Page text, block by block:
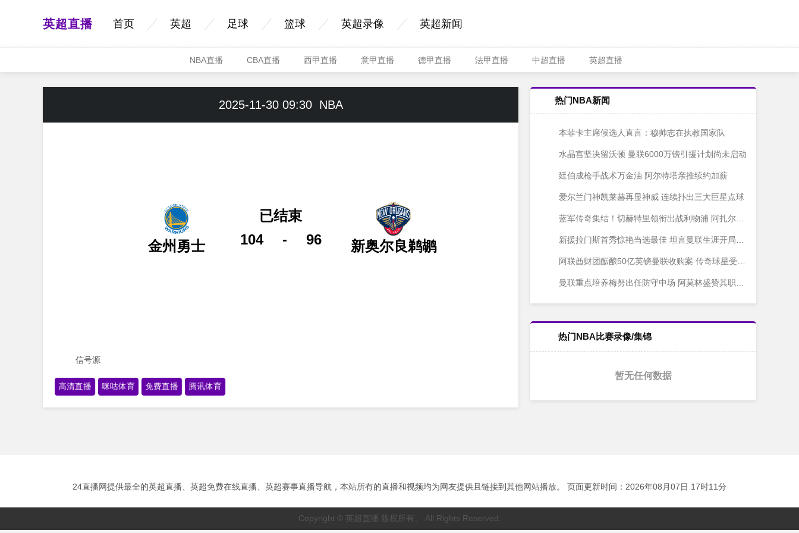
英超直播 首页 英超 足球 篮球 英超录像 英超新闻
NBA直播 CBA直播 西甲直播 意甲直播 德甲直播 法甲直播 中超直播 英超直播
2025-11-30 09:30 NBA
金州勇士 104 - 96
已结束
新奥尔良鹈鹕
信号源
高清直播 咪咕体育 免费直播 腾讯体育
热门NBA新闻
本菲卡主席候选人直言：穆帅志在执教国家队
水晶宫坚决留沃顿 曼联6000万镑引援计划尚未启动
廷伯成枪手战术万金油 阿尔特塔亲推续约加薪
爱尔兰门神凯莱赫再显神威 连续扑出三大巨星点球
蓝军传奇集结！切赫特里领衔出战利物浦 阿扎尔科斯塔强势回归
新援拉门斯首秀惊艳当选最佳 坦言曼联生涯开局顺利
阿联酋财团酝酿50亿英镑曼联收购案 传奇球星受邀加盟
曼联重点培养梅努出任防守中场 阿莫林盛赞其职业态度
热门NBA比赛录像/集锦
暂无任何数据
24直播网提供最全的英超直播、英超免费在线直播、英超赛事直播导航，本站所有的直播和视频均为网友提供且链接到其他网站播放。 页面更新时间：2026年08月07日 17时11分
Copyright © 英超直播 版权所有。 All Rights Reserved.